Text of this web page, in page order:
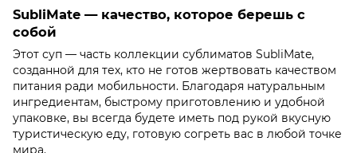
SubliMate — качество, которое берешь с
собой
Этот суп — часть коллекции сублиматов SubliMate,
созданной для тех, кто не готов жертвовать качеством
питания ради мобильности. Благодаря натуральным
ингредиентам, быстрому приготовлению и удобной
упаковке, вы всегда будете иметь под рукой вкусную
туристическую еду, готовую согреть вас в любой точке
мира.